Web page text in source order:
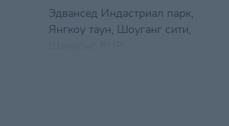
Эдвансед Индастриал парк,
Янгкоу таун, Шоуганг сити,